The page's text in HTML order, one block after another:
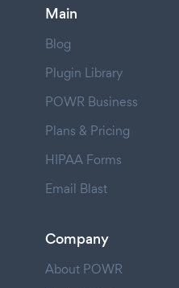
Main
Blog
Plugin Library
POWR Business
Plans & Pricing
HIPAA Forms
Email Blast
Company
About POWR